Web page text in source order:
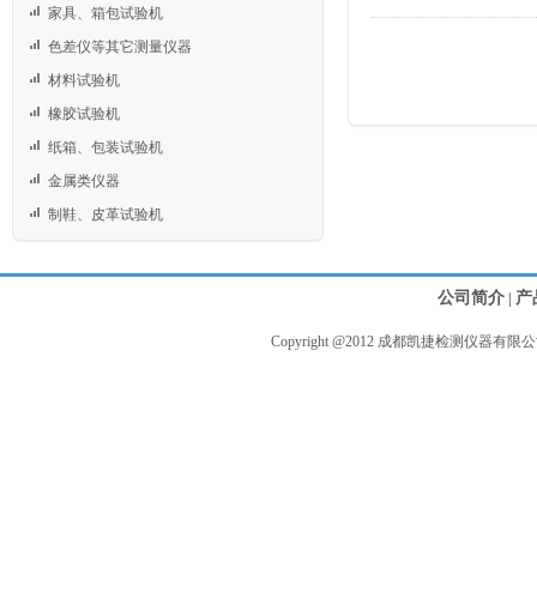
家具、箱包试验机
色差仪等其它测量仪器
材料试验机
橡胶试验机
纸箱、包装试验机
金属类仪器
制鞋、皮革试验机
公司简介| 产
Copyright @2012 成都凯捷检测仪器有限